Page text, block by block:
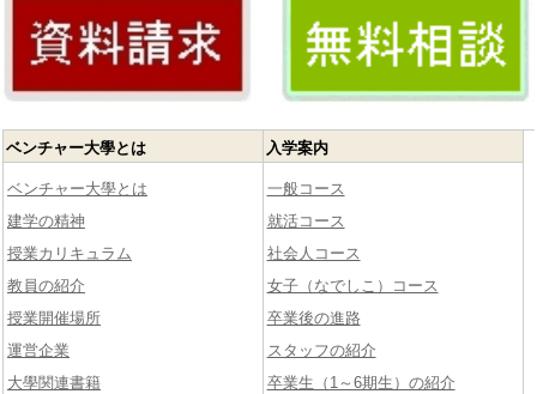
ベンチャー大學とは
ベンチャー大學とは
建学の精神
授業カリキュラム
教員の紹介
授業開催場所
運営企業
大學関連書籍
入学案内
一般コース
就活コース
社会人コース
女子（なでしこ）コース
卒業後の進路
スタッフの紹介
卒業生（1～6期生）の紹介